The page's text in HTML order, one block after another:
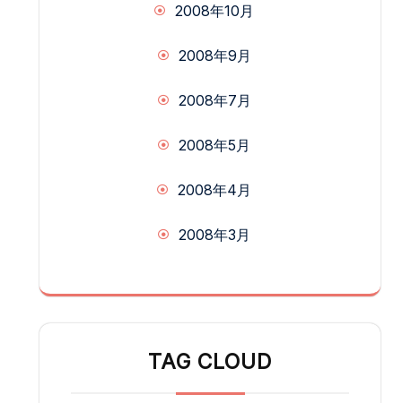
2008年10月
2008年9月
2008年7月
2008年5月
2008年4月
2008年3月
TAG CLOUD